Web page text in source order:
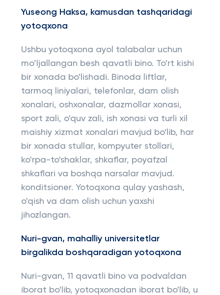
Yuseong Haksa, kamusdan tashqaridagi
yotoqxona
Ushbu yotoqxona ayol talabalar uchun
mo’ljallangan besh qavatli bino. To'rt kishi
bir xonada bo'lishadi. Binoda liftlar,
tarmoq liniyalari, telefonlar, dam olish
xonalari, oshxonalar, dazmollar xonasi,
sport zali, o'quv zali, ish xonasi va turli xil
maishiy xizmat xonalari mavjud bo'lib, har
bir xonada stullar, kompyuter stollari,
ko'rpa-to'shaklar, shkaflar, poyafzal
shkaflari va boshqa narsalar mavjud.
konditsioner. Yotoqxona qulay yashash,
o'qish va dam olish uchun yaxshi
jihozlangan.
Nuri-gvan, mahalliy universitetlar
birgalikda boshqaradigan yotoqxona
Nuri-gvan, 11 qavatli bino va podvaldan
iborat bo'lib, yotoqxonadan iborat bo'lib, u